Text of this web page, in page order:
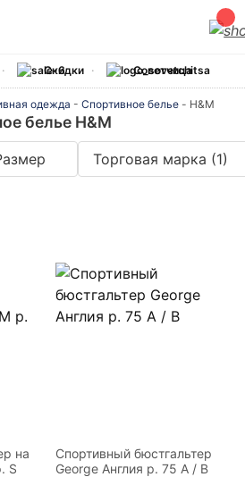
Скидки Советчица
одежда - Спортивное белье - H&M
белье H&M
Торговая марка (1)
на
S
Спортивный бюстгальтер
George Англия р. 75 А / B